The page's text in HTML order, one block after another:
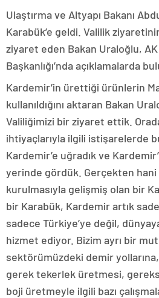
Ulaştırma ve Altyapı Bakanı
Karabük’e geldi. Valilik
ziyaret eden Bakan Uraloğlu,
Başkanlığı’nda açıklamalarda
Kardemir’in ürettiği ürünlerin
kullanıldığını aktaran Bakan
Valiliğimizi bir ziyaret ettik.
ihtiyaçlarıyla ilgili istişarelerde
Kardemir’e uğradık ve
yerinde gördük. Gerçekten hani
kurulmasıyla gelişmiş olan bir
bir Karabük, Kardemir artık
sadece Türkiye’ye değil,
hizmet ediyor. Bizim ayrı bir
sektörümüzdeki demir
gerek tekerlek üretmesi,
boji üretmeyle ilgili bazı